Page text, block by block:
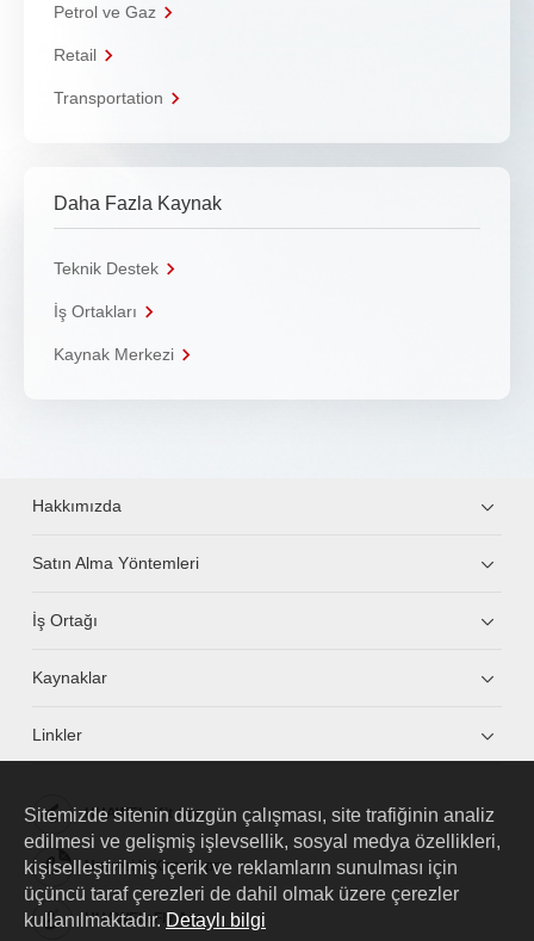
Petrol ve Gaz
Retail
Transportation
Daha Fazla Kaynak
Teknik Destek
İş Ortakları
Kaynak Merkezi
Hakkımızda
Satın Alma Yöntemleri
İş Ortağı
Kaynaklar
Linkler
HUAWEI eKit App
Huawei HiKnow App
HUAWEI eFly App
Sitemizde sitenin düzgün çalışması, site trafiğinin analiz
edilmesi ve gelişmiş işlevsellik, sosyal medya özellikleri,
kişiselleştirilmiş içerik ve reklamların sunulması için
üçüncü taraf çerezleri de dahil olmak üzere çerezler
kullanılmaktadır. Detaylı bilgi